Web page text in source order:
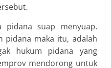
pidana suap menyuap.
pidana maka itu, adalah
hukum pidana yang
mendorong untuk